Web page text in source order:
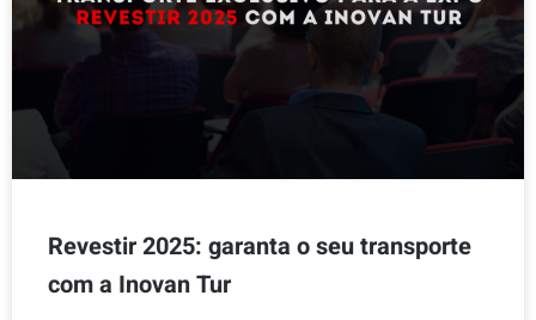
Revestir 2025: garanta o seu transporte
com a Inovan Tur